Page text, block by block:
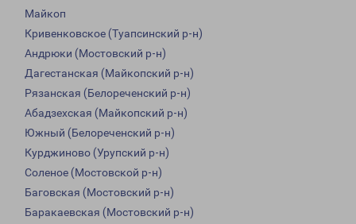
Майкоп
Кривенковское (Туапсинский р-н)
Андрюки (Мостовский р-н)
Дагестанская (Майкопский р-н)
Рязанская (Белореченский р-н)
Абадзехская (Майкопский р-н)
Южный (Белореченский р-н)
Курджиново (Урупский р-н)
Соленое (Мостовской р-н)
Баговская (Мостовский р-н)
Баракаевская (Мостовский р-н)